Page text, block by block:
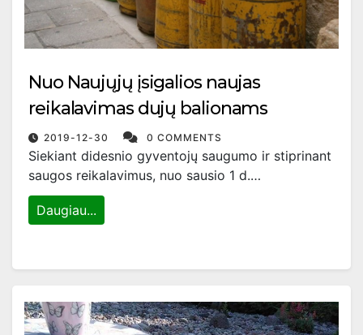
Nuo Naujųjų įsigalios naujas
reikalavimas dujų balionams
2019-12-30 0 COMMENTS
Siekiant didesnio gyventojų saugumo ir stiprinant
saugos reikalavimus, nuo sausio 1 d.…
Daugiau...